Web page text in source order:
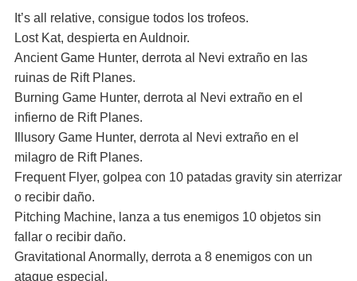
It’s all relative, consigue todos los trofeos.
Lost Kat, despierta en Auldnoir.
Ancient Game Hunter, derrota al Nevi extraño en las
ruinas de Rift Planes.
Burning Game Hunter, derrota al Nevi extraño en el
infierno de Rift Planes.
Illusory Game Hunter, derrota al Nevi extraño en el
milagro de Rift Planes.
Frequent Flyer, golpea con 10 patadas gravity sin aterrizar
o recibir daño.
Pitching Machine, lanza a tus enemigos 10 objetos sin
fallar o recibir daño.
Gravitational Anormally, derrota a 8 enemigos con un
ataque especial.